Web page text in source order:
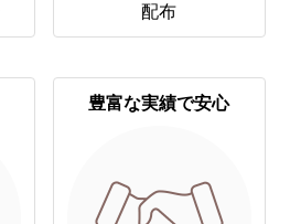
配布
豊富な実績で安心